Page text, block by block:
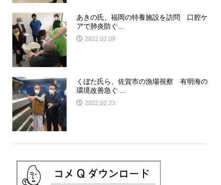
あきの氏、福岡の特養施設を訪問 口腔ケ
アで肺炎防ぐ...
2022.02.09
くぼた氏ら、佐賀市の漁場視察 有明海の
環境改善急ぐ ...
2022.02.23